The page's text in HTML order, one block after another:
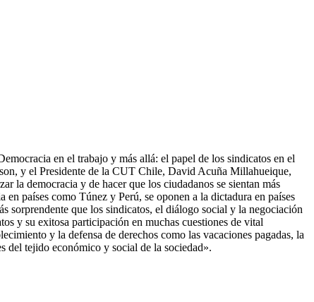
en el trabajo y más allá: el papel de los sindicatos en el
y el Presidente de la CUT Chile, David Acuña Millahueique,
la democracia y de hacer que los ciudadanos se sientan más
países como Túnez y Perú, se oponen a la dictadura en países
sorprendente que los sindicatos, el diálogo social y la negociación
y su exitosa participación en muchas cuestiones de vital
y la defensa de derechos como las vacaciones pagadas, la
del tejido económico y social de la sociedad».